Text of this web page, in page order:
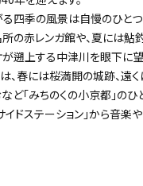
る四季の風景は自慢のひ
の赤レンガ館や、夏には鮎
遡上する中津川を眼下に
、春には桜満開の城跡、遠
ど「みちのくの小京都」の
イドステーション」から音楽